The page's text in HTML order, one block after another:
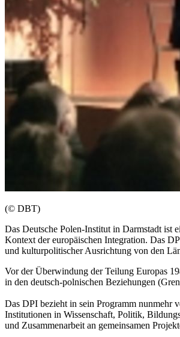
(© DBT)
Das Deutsche Polen-Institut in Darmstadt ist
Kontext der europäischen Integration. Das
und kulturpolitischer Ausrichtung von den
Vor der Überwindung der Teilung Europas
in den deutsch-polnischen Beziehungen
Das DPI bezieht in sein Programm nunmehr
Institutionen in Wissenschaft, Politik,
und Zusammenarbeit an gemeinsamen